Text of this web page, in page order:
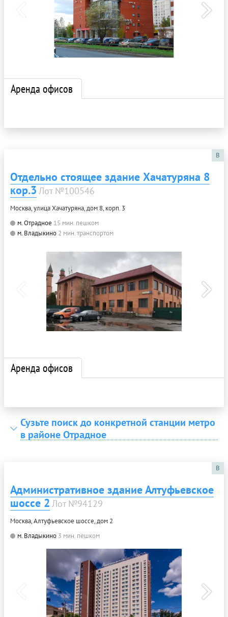
Аренда офисов
B
Отдельно стоящее здание Хачатуряна 8
кор.3 Лот №100546
Москва, улица Хачатуряна, дом 8, корп. 3
м. Отрадное 15 мин. пешком
м. Владыкино 2 мин. транспортом
Аренда офисов
Сузьте поиск до конкретной станции метро
в районе Отрадное
B
Административное здание Алтуфьевское
шоссе 2 Лот №94129
Москва, Алтуфьевское шоссе, дом 2
м. Владыкино 3 мин. пешком